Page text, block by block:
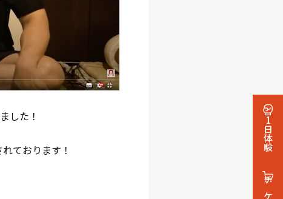
1日体験
した！
ております！